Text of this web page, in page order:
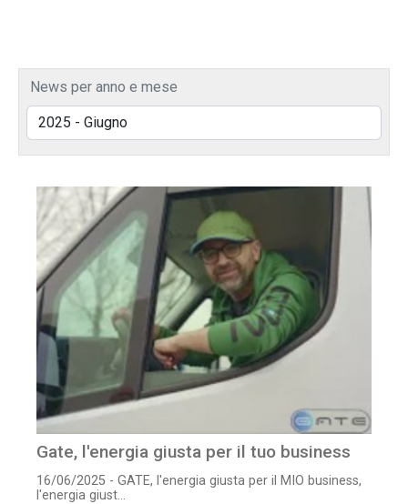
News per anno e mese
Gate, l'energia giusta per il tuo business
16/06/2025 - GATE, l'energia giusta per il MIO business,
l'energia giust...